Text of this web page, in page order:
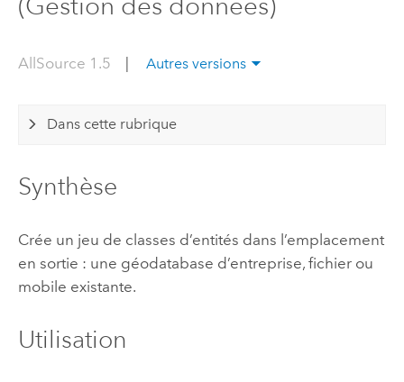
(Gestion des données)
AllSource 1.5 | Autres versions
Dans cette rubrique
Synthèse
Crée un jeu de classes d’entités dans l’emplacement
en sortie : une géodatabase d’entreprise, fichier ou
mobile existante.
Utilisation